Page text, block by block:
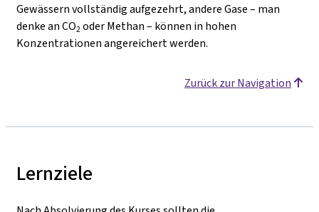
Gewässern vollständig aufgezehrt, andere Gase – man
denke an CO2oder Methan – können in hohen
Konzentrationen angereichert werden.
Zurück zur Navigation
Lernziele